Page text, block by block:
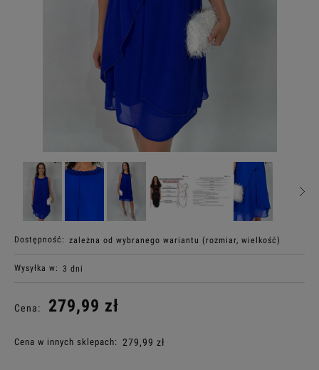
Dostępność: zależna od wybranego wariantu (rozmiar, wielkość)
Wysyłka w: 3 dni
Cena: 279,99 zł
Cena w innych sklepach: 279,99 zł